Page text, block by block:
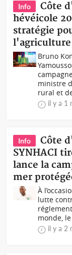
Info
Côte
hévéicole
stratégie
l'agriculture
Bruno
ministre
rural et
il y a 1
Info
Côte
SYNHACI
lance la
mer
À
lutte
monde,
il y a 2